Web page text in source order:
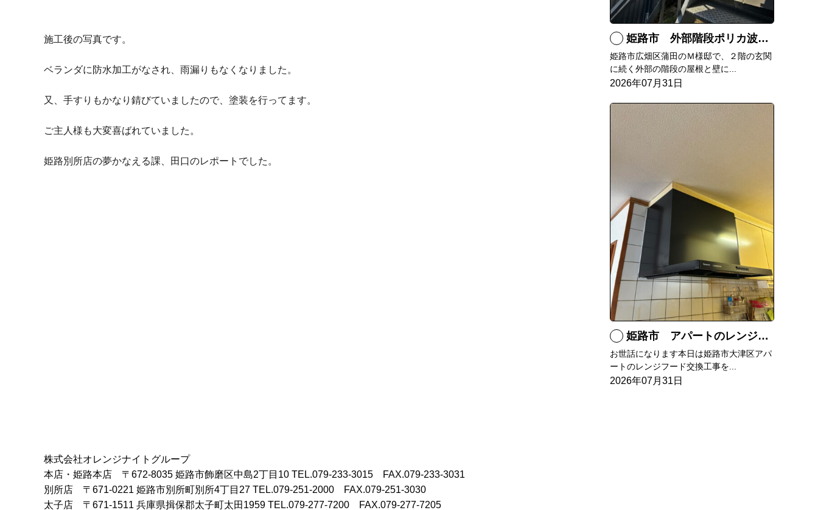
施工後の写真です。
ベランダに防水加工がなされ、雨漏りもなくなりました。
又、手すりもかなり錆びていましたので、塗装を行ってます。
ご主人様も大変喜ばれていました。
姫路別所店の夢かなえる課、田口のレポートでした。
株式会社オレンジナイトグループ
本店・姫路本店
〒672-8035 姫路市飾磨区中島2丁目10 TEL.079-233-3015 FAX.079-233-3031
別所店
〒671-0221 姫路市別所町別所4丁目27 TEL.079-251-2000 FAX.079-251-3030
太子店
〒671-1511 兵庫県揖保郡太子町太田1959 TEL.079-277-7200 FAX.079-277-7205
姫路市 外部階段ポリカ波板張替工事
姫路市広畑区蒲田のＭ様邸で、２階の玄関
に続く外部の階段の屋根と壁に...
2026年07月31日
姫路市 アパートのレンジフード交換
お世話になります本日は姫路市大津区アパ
ートのレンジフード交換工事を...
2026年07月31日